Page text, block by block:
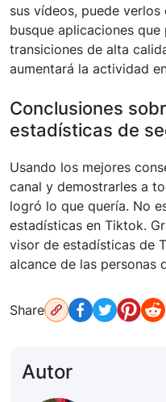
sus vídeos, puede
busque aplicaciones
transiciones de alta
aumentará la actividad
Conclusiones
estadísticas de
Usando los mejores
canal y demostrarles a
logró lo que quería. No
estadísticas en Tiktok.
visor de estadísticas de
alcance de las personas
Share
Autor